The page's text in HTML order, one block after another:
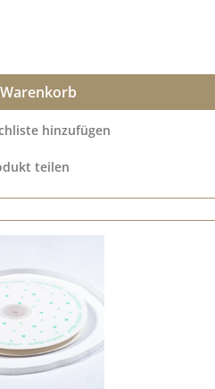
hinzufügen
teilen